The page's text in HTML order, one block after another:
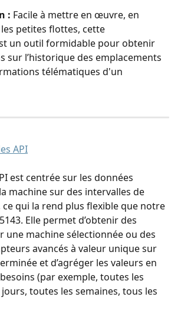
: Facile à mettre en œuvre, en
petites flottes, cette
un outil formidable pour obtenir
sur l’historique des emplacements
télématiques d'un
API
est centrée sur les données
machine sur des intervalles de
qui la rend plus flexible que notre
Elle permet d’obtenir des
une machine sélectionnée ou des
avancés à valeur unique sur
et d’agréger les valeurs en
(par exemple, toutes les
toutes les semaines, tous les